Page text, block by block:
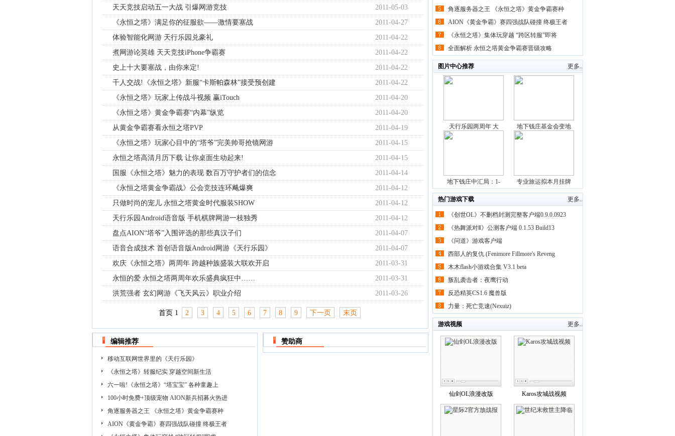
2011-05-03
天天竞技启动五一大战 引爆网游竞技
2011-04-27
《永恒之塔》满足你的征服欲——激情要塞战
2011-04-22
体验智能化网游 天行乐园兑豪礼
2011-04-22
煮网游论英雄 天天竞技iPhone争霸赛
2011-04-22
史上十大要塞战，由你来定!
2011-04-22
千人交战!《永恒之塔》新服“卡斯帕森林”接受预创建
2011-04-20
《永恒之塔》玩家上传战斗视频 赢iTouch
2011-04-20
《永恒之塔》黄金争霸赛“内幕”纵览
2011-04-19
从黄金争霸赛看永恒之塔PVP
2011-04-15
《永恒之塔》玩家心目中的“塔爷”完美帅哥抢镜网游
2011-04-15
永恒之塔高清月历下载 让你桌面生动起来!
2011-04-14
国服《永恒之塔》魅力的表现 数百万守护者们的信念
2011-04-12
《永恒之塔黄金争霸战》公会竞技连环飚爆爽
2011-04-12
只做时尚的宠儿 永恒之塔黄金时代服装SHOW
2011-04-12
天行乐园Android语音版 手机棋牌网游一枝独秀
2011-04-07
盘点AION“塔爷”入围评选的那些真汉子们
2011-04-07
语音合成技术 首创语音版Android网游《天行乐园》
2011-03-31
欢庆《永恒之塔》两周年 跨越种族盛装大联欢开启
2011-03-31
永恒的爱 永恒之塔两周年欢乐盛典疯狂中……
2011-03-26
洪荒强者 玄幻网游《飞天风云》职业介绍
首页 1 2 3 4 5 6 7 8 9 下一页 末页
编辑推荐
移动互联网世界里的《天行乐园》
《永恒之塔》转服纪实 穿越空间新生活
六一啦!《永恒之塔》“塔宝宝” 各种童趣上
100小时免费+顶级宠物 AION新兵招募火热进
角逐服务器之王 《永恒之塔》黄金争霸赛种
AION《黄金争霸》赛四强战队碰撞 终极王者
赞助商
角逐服务器之王 《永恒之塔》黄金争霸赛种
AION《黄金争霸》赛四强战队碰撞 终极王者
《永恒之塔》集体玩穿越 “跨区转服”即将
全面解析 永恒之塔黄金争霸赛晋级攻略
更多..
图片中心推荐
天行乐园两周年 大 地下钱庄基金会变地
地下钱庄中汇局：1- 专业旅运拟本月挂牌
更多..
热门游戏下载
《创世OL》不删档封测完整客户端0.9.0.0923
《热舞派对Ⅱ》公测客户端 0.1.53 Build13
《问道》游戏客户端
西部人的复仇 (Fenimore Fillmore's Reveng
木木flash小游戏合集 V3.1 beta
叛乱袭击者：夜鹰行动
反恐精英CS1.6 魔兽版
力量：死亡竞速(Nexuiz)
更多..
游戏视频
仙剑OL浪漫改版 Karos攻城战视频